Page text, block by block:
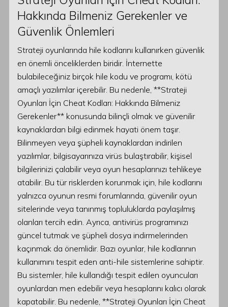
Hakkında Bilmeniz Gerekenler ve
Güvenlik Önlemleri
Strateji oyunlarında hile kodlarını kullanırken güvenlik
en önemli önceliklerden biridir. İnternette
bulabileceğiniz birçok hile kodu ve programı, kötü
amaçlı yazılımlar içerebilir. Bu nedenle, **Strateji
Oyunları İçin Cheat Kodları: Hakkında Bilmeniz
Gerekenler** konusunda bilinçli olmak ve güvenilir
kaynaklardan bilgi edinmek hayati önem taşır.
Bilinmeyen veya şüpheli kaynaklardan indirilen
yazılımlar, bilgisayarınıza virüs bulaştırabilir, kişisel
bilgilerinizi çalabilir veya oyun hesaplarınızı tehlikeye
atabilir. Bu tür risklerden korunmak için, hile kodlarını
yalnızca oyunun resmi forumlarında, güvenilir oyun
sitelerinde veya tanınmış topluluklarda paylaşılmış
olanları tercih edin. Ayrıca, antivirüs programınızı
güncel tutmak ve şüpheli dosya indirmelerinden
kaçınmak da önemlidir. Bazı oyunlar, hile kodlarının
kullanımını tespit eden anti-hile sistemlerine sahiptir.
Bu sistemler, hile kullandığı tespit edilen oyuncuları
oyunlardan men edebilir veya hesaplarını kalıcı olarak
kapatabilir. Bu nedenle, **Strateji Oyunları İçin Cheat